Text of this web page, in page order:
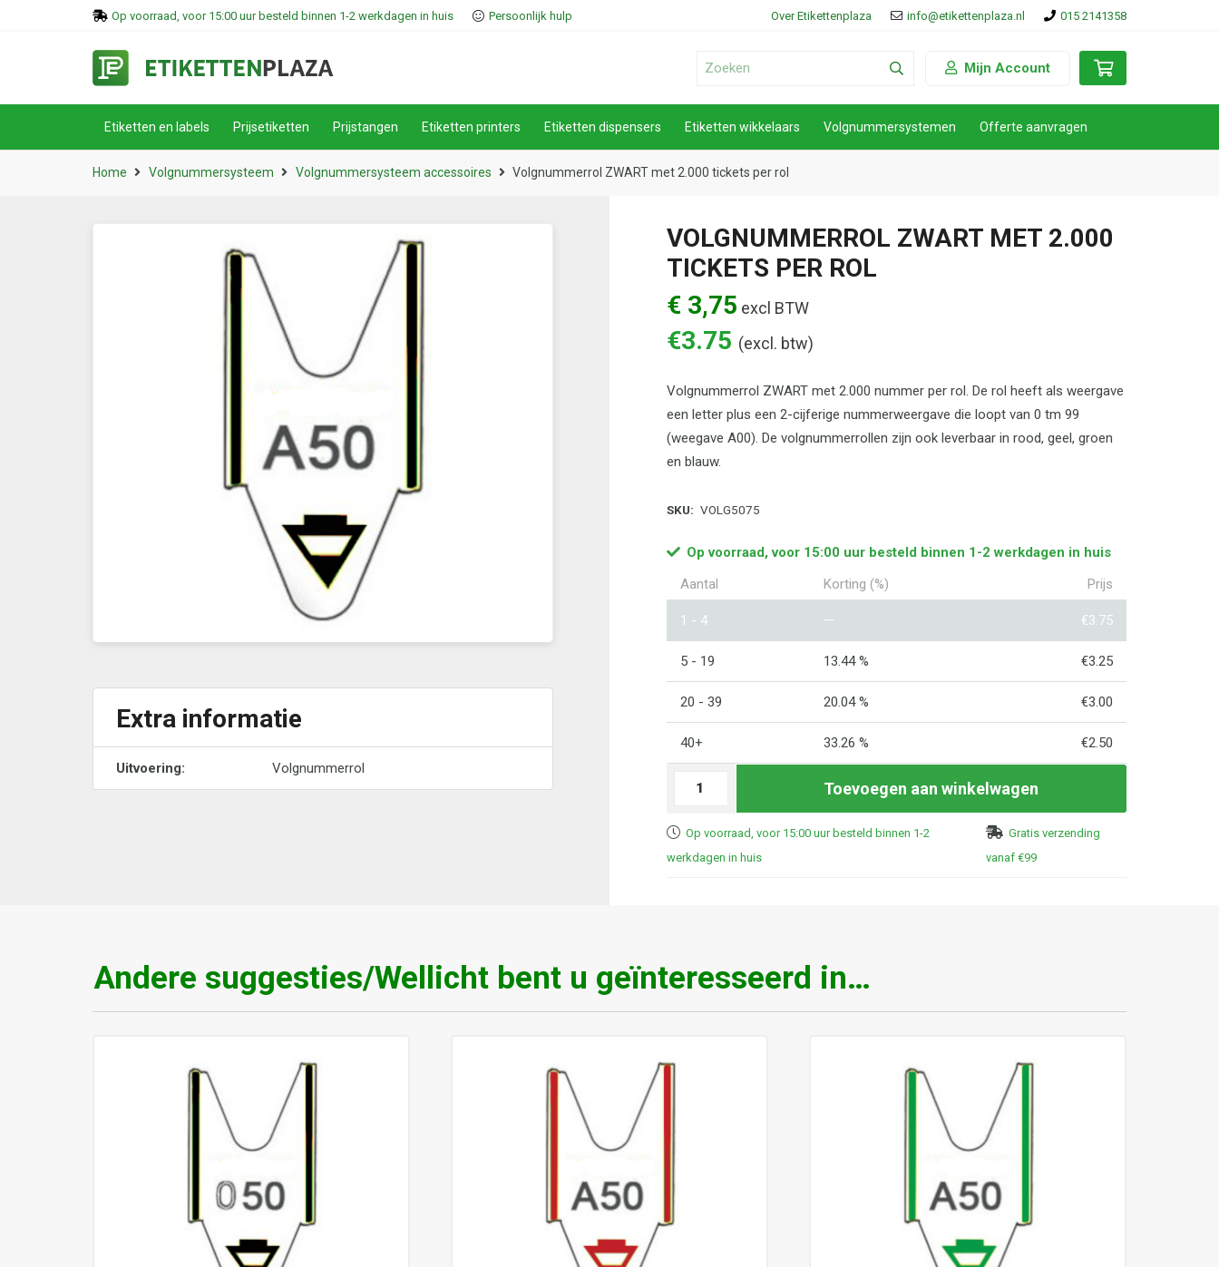
Op voorraad, voor 15:00 uur besteld binnen 1-2 werkdagen in huis Persoonlijk hulp Over Etikettenplaza info@etikettenplaza.nl 015 2141358
Mijn Account
Etiketten en labels Prijsetiketten Prijstangen Etiketten printers Etiketten dispensers Etiketten wikkelaars Volgnummersystemen Offerte aanvragen
Home Volgnummersysteem Volgnummersysteem accessoires Volgnummerrol ZWART met 2.000 tickets per rol
Extra informatie
Uitvoering: Volgnummerrol
VOLGNUMMERROL ZWART MET 2.000
TICKETS PER ROL
€ 3,75 excl BTW
€3.75 (excl. btw)
Volgnummerrol ZWART met 2.000 nummer per rol. De rol heeft als weergave
een letter plus een 2-cijferige nummerweergave die loopt van 0 tm 99
(weegave A00). De volgnummerrollen zijn ook leverbaar in rood, geel, groen
en blauw.
SKU: VOLG5075
Op voorraad, voor 15:00 uur besteld binnen 1-2 werkdagen in huis
Aantal
Korting (%) Prijs
1 - 4 — €3.75
5 - 19 13.44 % €3.25
20 - 39 20.04 % €3.00
40+ 33.26 % €2.50
Volgnummerrol
met
2.000
Toevoegen aan winkelwagen
Op voorraad, voor 15:00 uur besteld binnen 1-2
werkdagen in huis
Gratis verzending
vanaf €99
Andere suggesties/Wellicht bent u geïnteresseerd in…